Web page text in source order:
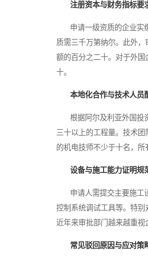
注册资本与财务指标要
申请一级资质的企业实缴
质需三千万第纳尔。此外
额的百分之二十。对于外国
十。
本地化合作与技术人员
根据阿尔及利亚外国投资
三十以上的工程量。技术
的机电技师不少于十名，所
设备与施工能力证明规
申请人需提交主要施工设
控制系统调试工具等。特别
近年来审批部门越来越重视
常见驳回原因与应对策